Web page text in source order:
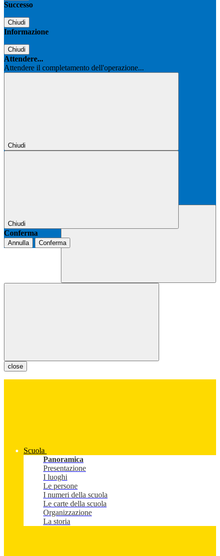
Successo
Chiudi
Informazione
Chiudi
Attendere...
Attendere il completamento dell'operazione...
Chiudi
Chiudi
Conferma
Annulla Conferma
close
Scuola
Panoramica
Presentazione
I luoghi
Le persone
I numeri della scuola
Le carte della scuola
Organizzazione
La storia